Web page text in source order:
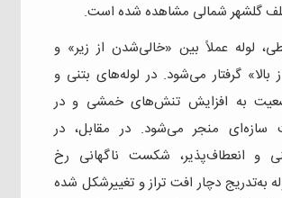
گلشهر شمالی مشاهده شده است.
لوله عملاً بین «خالی‌شدن از زیر» و
بالا» گرفتار می‌شود. در لوله‌های بتنی و
به افزایش تنش‌های خمشی و در
منجر می‌شود. در مقابل، در
و انعطاف‌پذیر، شکست ناگهانی رخ
به‌تدریج دچار افت تراز و تغییرشکل شده